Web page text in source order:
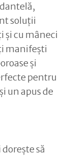
soluții
și cu mâneci
manifești
și
pentru
un apus de
să